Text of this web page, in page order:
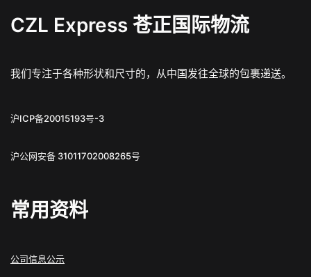
CZL Express 苍正国际物流
我们专注于各种形状和尺寸的，从中国发往全球的包裹递送。
沪ICP备20015193号-3
沪公网安备 31011702008265号
常用资料
公司信息公示